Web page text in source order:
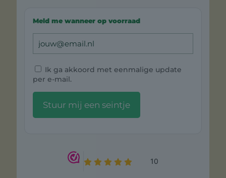
Meld me wanneer op voorraad
Ik ga akkoord met eenmalige update
per e-mail.
Stuur mij een seintje